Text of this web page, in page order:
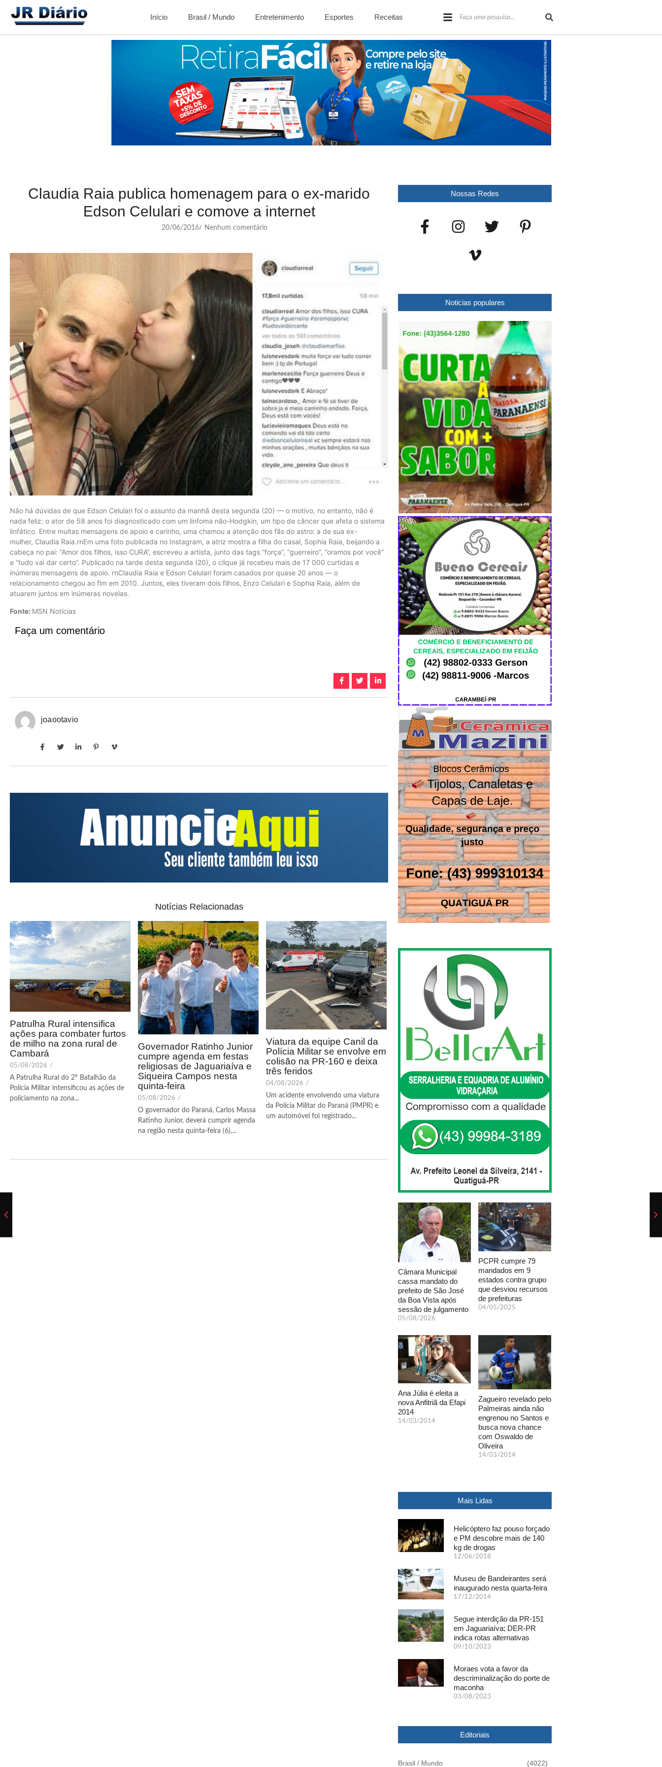
Início Brasil / Mundo Entretenimento Esportes Receitas
Claudia Raia publica homenagem para o ex-marido
Edson Celulari e comove a internet
20/06/2016/ Nenhum comentário
Não há dúvidas de que Edson Celulari foi o assunto da manhã desta segunda (20) — o motivo, no entanto, não é
nada feliz: o ator de 58 anos foi diagnosticado com um linfoma não-Hodgkin, um tipo de câncer que afeta o sistema
linfático. Entre muitas mensagens de apoio e carinho, uma chamou a atenção dos fãs do astro: a de sua ex-
mulher, Claudia Raia.rnEm uma foto publicada no Instagram, a atriz mostra a filha do casal, Sophia Raia, beijando a
cabeça no pai: “Amor dos filhos, isso CURA“, escreveu a artista, junto das tags “força”, “guerreiro”, “oramos por você”
e “tudo vai dar certo”. Publicado na tarde desta segunda (20), o clique já recebeu mais de 17 000 curtidas e
inúmeras mensagens de apoio. rnClaudia Raia e Edson Celulari foram casados por quase 20 anos — o
relacionamento chegou ao fim em 2010. Juntos, eles tiveram dois filhos, Enzo Celulari e Sophia Raia, além de
atuarem juntos em inúmeras novelas.
Fonte: MSN Notícias
Faça um comentário
joaootavio
Notícias Relacionadas
Patrulha Rural intensifica
ações para combater furtos
de milho na zona rural de
Cambará
05/08/2026 /
A Patrulha Rural do 2º Batalhão da
Polícia Militar intensificou as ações de
policiamento na zona...
Governador Ratinho Junior
cumpre agenda em festas
religiosas de Jaguariaíva e
Siqueira Campos nesta
quinta-feira
05/08/2026 /
O governador do Paraná, Carlos Massa
Ratinho Junior, deverá cumprir agenda
na região nesta quinta-feira (6),...
Viatura da equipe Canil da
Polícia Militar se envolve em
colisão na PR-160 e deixa
três feridos
04/08/2026 /
Um acidente envolvendo uma viatura
da Polícia Militar do Paraná (PMPR) e
um automóvel foi registrado...
Nossas Redes
Noticias populares
Câmara Municipal
cassa mandato do
prefeito de São José
da Boa Vista após
sessão de julgamento
05/08/2026
PCPR cumpre 79
mandados em 9
estados contra grupo
que desviou recursos
de prefeituras
04/05/2025
Ana Júlia é eleita a
nova Anfitriã da Efapi
2014
14/03/2014
Zagueiro revelado pelo
Palmeiras ainda não
engrenou no Santos e
busca nova chance
com Oswaldo de
Oliveira
14/03/2014
Mais Lidas
Helicóptero faz pouso forçado
e PM descobre mais de 140
kg de drogas
12/06/2018
Museu de Bandeirantes será
inaugurado nesta quarta-feira
17/12/2014
Segue interdição da PR-151
em Jaguariaíva; DER-PR
indica rotas alternativas
09/10/2023
Moraes vota a favor da
descriminalização do porte de
maconha
03/08/2023
Editoriais
Brasil / Mundo (4022)